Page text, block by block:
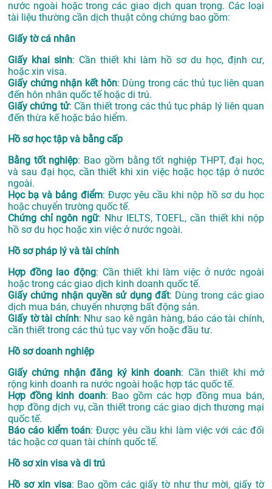
nước ngoài hoặc trong các giao dịch quan trọng. Các loại
tài liệu thường cần dịch thuật công chứng bao gồm:
Giấy tờ cá nhân
Giấy khai sinh: Cần thiết khi làm hồ sơ du học, định cư,
hoặc xin visa.
Giấy chứng nhận kết hôn: Dùng trong các thủ tục liên quan
đến hôn nhân quốc tế hoặc di trú.
Giấy chứng tử: Cần thiết trong các thủ tục pháp lý liên quan
đến thừa kế hoặc bảo hiểm.
Hồ sơ học tập và bằng cấp
Bằng tốt nghiệp: Bao gồm bằng tốt nghiệp THPT, đại học,
và sau đại học, cần thiết khi xin việc hoặc học tập ở nước
ngoài.
Học bạ và bảng điểm: Được yêu cầu khi nộp hồ sơ du học
hoặc chuyển trường quốc tế.
Chứng chỉ ngôn ngữ: Như IELTS, TOEFL, cần thiết khi nộp
hồ sơ du học hoặc xin việc ở nước ngoài.
Hồ sơ pháp lý và tài chính
Hợp đồng lao động: Cần thiết khi làm việc ở nước ngoài
hoặc trong các giao dịch kinh doanh quốc tế.
Giấy chứng nhận quyền sử dụng đất: Dùng trong các giao
dịch mua bán, chuyển nhượng bất động sản.
Giấy tờ tài chính: Như sao kê ngân hàng, báo cáo tài chính,
cần thiết trong các thủ tục vay vốn hoặc đầu tư.
Hồ sơ doanh nghiệp
Giấy chứng nhận đăng ký kinh doanh: Cần thiết khi mở
rộng kinh doanh ra nước ngoài hoặc hợp tác quốc tế.
Hợp đồng kinh doanh: Bao gồm các hợp đồng mua bán,
hợp đồng dịch vụ, cần thiết trong các giao dịch thương mại
quốc tế.
Báo cáo kiểm toán: Được yêu cầu khi làm việc với các đối
tác hoặc cơ quan tài chính quốc tế.
Hồ sơ xin visa và di trú
Hồ sơ xin visa: Bao gồm các giấy tờ như thư mời, giấy tờ